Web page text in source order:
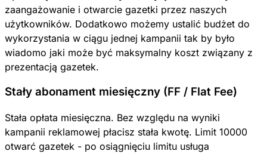
zaangażowanie i otwarcie gazetki przez naszych
użytkowników. Dodatkowo możemy ustalić budżet do
wykorzystania w ciągu jednej kampanii tak by było
wiadomo jaki może być maksymalny koszt związany z
prezentacją gazetek.
Stały abonament miesięczny (FF / Flat Fee)
Stała opłata miesięczna. Bez względu na wyniki
kampanii reklamowej płacisz stała kwotę. Limit 10000
otwarć gazetek - po osiągnięciu limitu usługa